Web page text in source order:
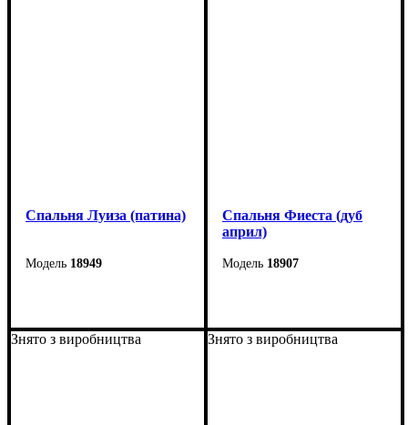
Спальня Луиза (патина)
18949
Спальня Фиеста (дуб
април)
18907
Знято з виробництва Знято з виробництва